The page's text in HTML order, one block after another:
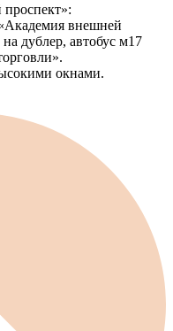
внешней
дублер, автобус м17
окнами.